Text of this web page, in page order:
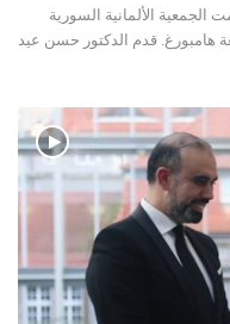
الجمعية الألمانية السورية
هامبورغ. قدم الدكتور حسن عيد